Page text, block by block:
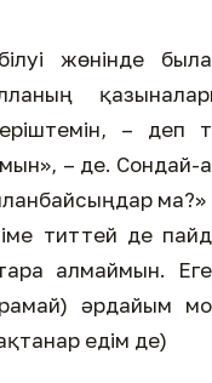
жөнінде
– деп
– де. Сондай-
ма?»
титтей де
алмаймын.
әрдайым
едім де)